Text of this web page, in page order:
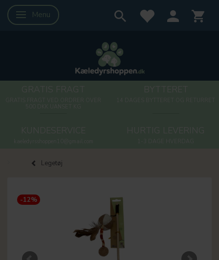
Skifte navigation
Menu
Legetøj
-12%